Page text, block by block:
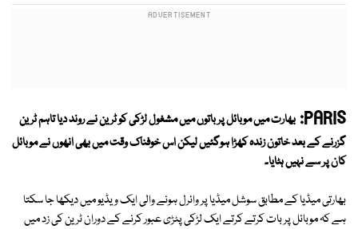
PARIS: بھارت میں موبائل پر باتوں میں مشغول لڑکی کو ٹرین نے روند دیا تاہم ٹرین
گزرنے کے بعد خاتون زندہ کھڑا ہوگئیں لیکن اس خوفناک وقت میں بھی انھوں نے موبائل
کان پر سے نہیں ہٹایا۔
بھارتی میڈیا کے مطابق سوشل میڈیا پر وائرل ہونے والی ایک ویڈیو میں دیکھا جا سکتا
ہے کہ موبائل پر بات کرتے کرتے ایک لڑکی پٹڑی عبور کرنے کے دوران ٹرین کی زد میں